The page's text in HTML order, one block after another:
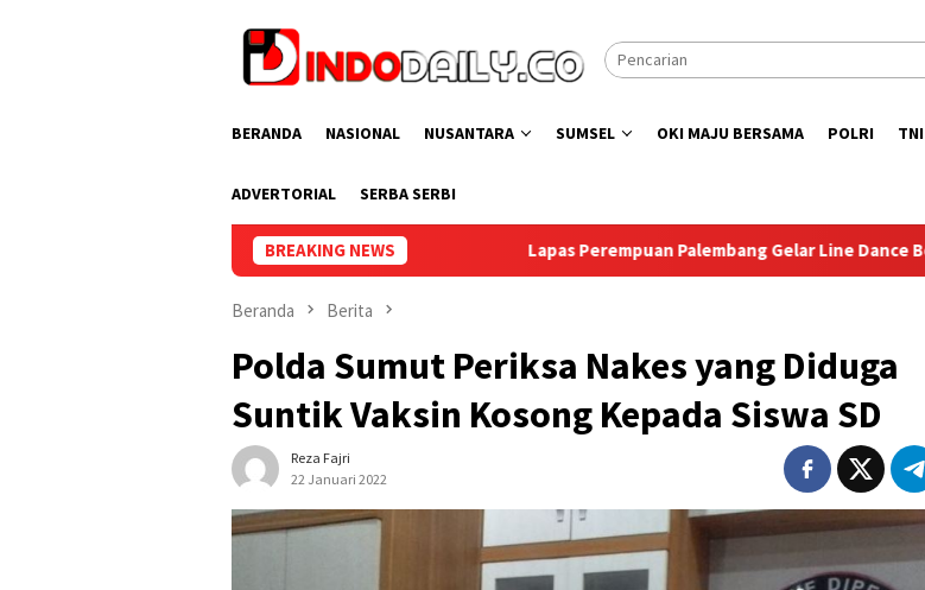
BERANDA NASIONAL NUSANTARA SUMSEL OKI MAJU BERSAMA POLRI TNI
ADVERTORIAL SERBA SERBI
BREAKING NEWS
Lapas Perempuan Palembang Gelar Line Dance Bersama Group LD Top 100
Beranda Berita
Polda Sumut Periksa Nakes yang Diduga
Suntik Vaksin Kosong Kepada Siswa SD
Reza Fajri
22 Januari 2022